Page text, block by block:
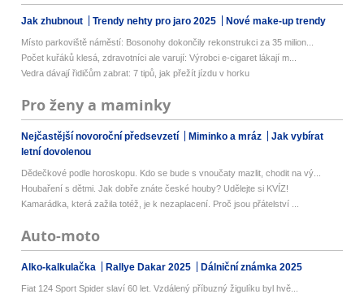
Jak zhubnout Trendy nehty pro jaro 2025 Nové make-up trendy
Místo parkoviště náměstí: Bosonohy dokončily rekonstrukci za 35 milion...
Počet kuřáků klesá, zdravotníci ale varují: Výrobci e-cigaret lákají m...
Vedra dávají řidičům zabrat: 7 tipů, jak přežít jízdu v horku
Pro ženy a maminky
Nejčastější novoroční předsevzetí Miminko a mráz
Jak vybírat
letní dovolenou
Dědečkové podle horoskopu. Kdo se bude s vnoučaty mazlit, chodit na vý...
Houbaření s dětmi. Jak dobře znáte české houby? Udělejte si KVÍZ!
Kamarádka, která zažila totéž, je k nezaplacení. Proč jsou přátelství ...
Auto-moto
Alko-kalkulačka Rallye Dakar 2025 Dálniční známka 2025
Fiat 124 Sport Spider slaví 60 let. Vzdálený příbuzný žigulíku byl hvě...